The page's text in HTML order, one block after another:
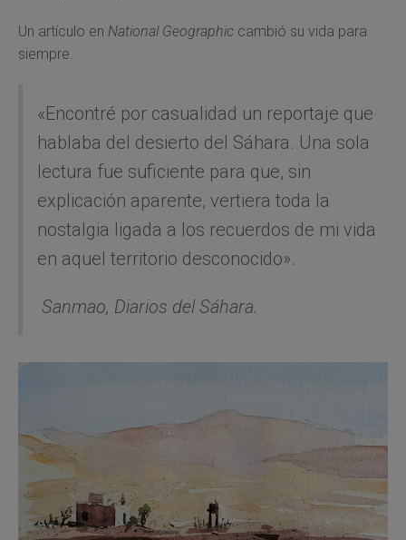
Un artículo en National Geographic cambió su vida para
siempre.
«Encontré por casualidad un reportaje que
hablaba del desierto del Sáhara. Una sola
lectura fue suficiente para que, sin
explicación aparente, vertiera toda la
nostalgia ligada a los recuerdos de mi vida
en aquel territorio desconocido».
Sanmao, Diarios del Sáhara.